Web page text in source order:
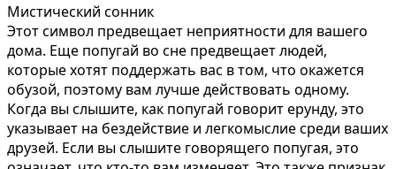
Мистический сонник
Этот символ предвещает неприятности для вашего
дома. Еще попугай во сне предвещает людей,
которые хотят поддержать вас в том, что окажется
обузой, поэтому вам лучше действовать одному.
Когда вы слышите, как попугай говорит ерунду, это
указывает на бездействие и легкомыслие среди ваших
друзей. Если вы слышите говорящего попугая, это